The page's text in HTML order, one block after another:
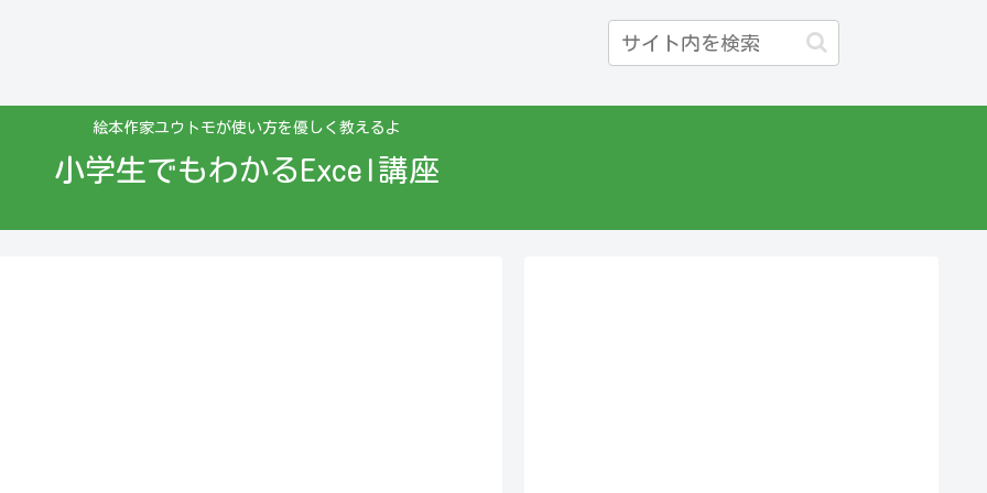
絵本作家ユウトモが使い方を優しく教えるよ
小学生でもわかるExcel講座